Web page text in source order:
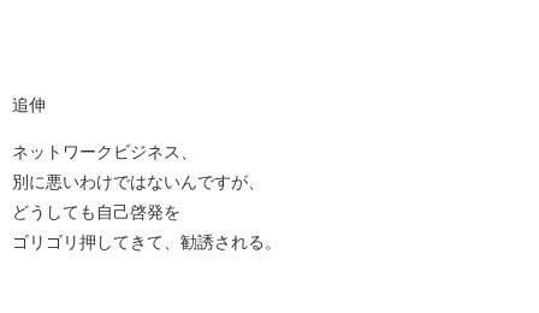
追伸
ネットワークビジネス、
別に悪いわけではないんですが、
どうしても自己啓発を
ゴリゴリ押してきて、勧誘される。